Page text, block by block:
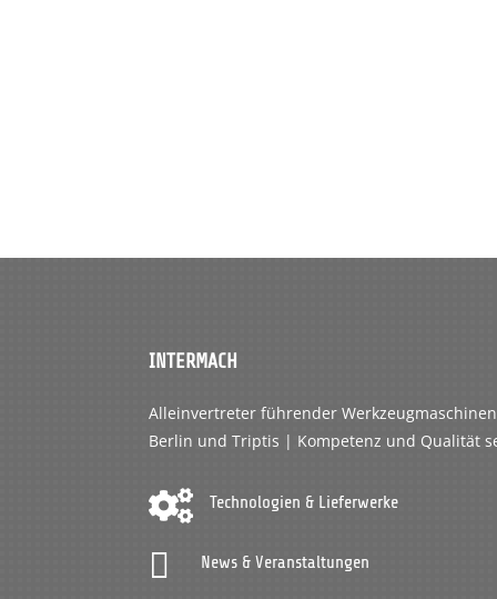
INTERMACH
Alleinvertreter führender
Berlin und Triptis | Kompetenz und Qualität
 Technologien & Lieferwerke
 News & Veranstaltungen